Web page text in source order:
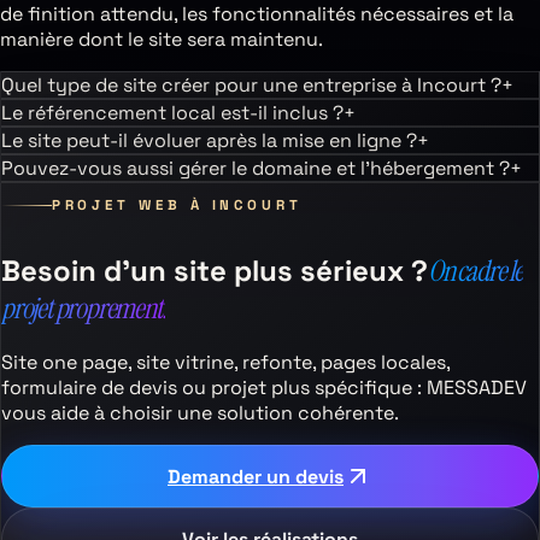
de finition attendu, les fonctionnalités nécessaires et la
manière dont le site sera maintenu.
Quel type de site créer pour une entreprise à Incourt ?+
Le référencement local est-il inclus ?+
Le site peut-il évoluer après la mise en ligne ?+
Pouvez-vous aussi gérer le domaine et l’hébergement ?+
PROJET WEB À INCOURT
Besoin d’un site plus sérieux ?On cadre le
projet proprement.
Site one page, site vitrine, refonte, pages locales,
formulaire de devis ou projet plus spécifique : MESSADEV
vous aide à choisir une solution cohérente.
Demander un devis